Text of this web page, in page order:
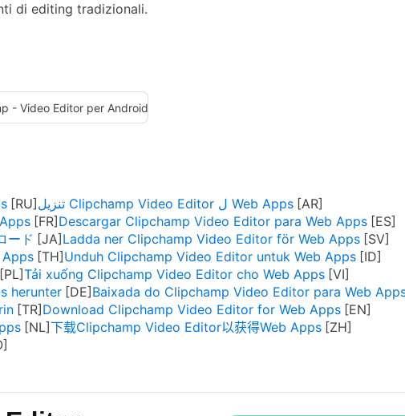
di editing tradizionali.
- Video Editor per Android
تنزيل Clipchamp Video Editor ل Web Apps
Descargar Clipchamp Video Editor para Web Apps
ード
Ladda ner Clipchamp Video Editor för Web Apps
Unduh Clipchamp Video Editor untuk Web Apps
Tải xuống Clipchamp Video Editor cho Web Apps
herunter
Baixada do Clipchamp Video Editor para Web
Download Clipchamp Video Editor for Web Apps
下载Clipchamp Video Editor以获得Web Apps